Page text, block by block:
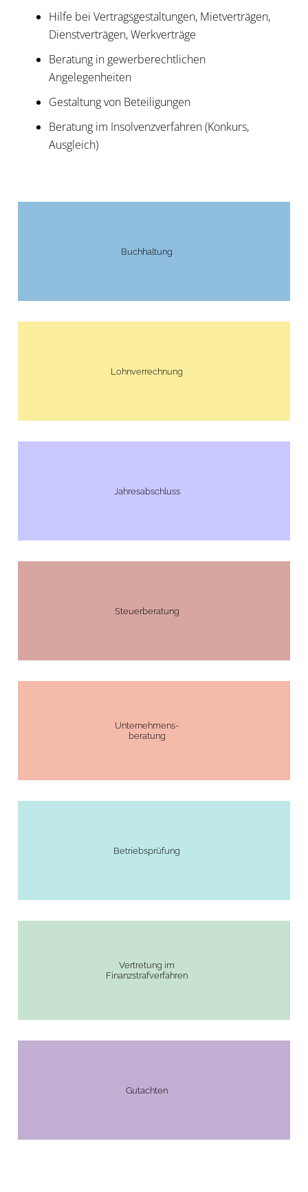
Hilfe bei Vertragsgestaltungen, Mietverträgen,
Dienstverträgen, Werkverträge
Beratung in gewerberechtlichen
Angelegenheiten
Gestaltung von Beteiligungen
Beratung im Insolvenzverfahren (Konkurs,
Ausgleich)
Buchhaltung
Lohnverrechnung
Jahresabschluss
Steuerberatung
Unternehmens-
beratung
Betriebsprüfung
Vertretung im
Finanzstrafverfahren
Gutachten